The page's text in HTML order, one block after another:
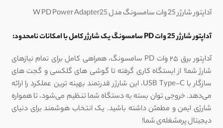
آداپتور شارژر 25 وات سامسونگ مدل W PD Power Adapter25
آداپتور شارژر 25 وات PD سامسونگ یک شارژر کامل با امکانات نامحدود:
آداپتور برق ۲۵ وات PD سامسونگ، همراهی کامل برای تمام نیازهای
شارژ شما! از ایستگاه کاری گرفته تا گوشی ‌های گلکسی و گجت‌ های
سازگار با USB Type-C، این شارژر قدرتمند بهینه ‌ترین عملکرد را ارائه
می‌دهد. خروجی توان بسته به دستگاه شما تنظیم می‌شود، تا همواره
شارژی ایمن و مطمئن داشته باشید. یک انتخاب هوشمند برای دنیای
دیجیتال پرمشغله‌ی شما!